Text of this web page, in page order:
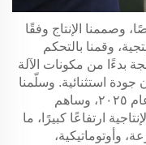
وصممنا الإنتاج وفقًا
وقمنا بالتحكم
بدءًا من مكونات الآلة
جودة استثنائية. وسلّمنا
الآلتين كما كان متفقًا عليه بحلول نهاية عام ٢٠٢٥، وساهم
ارتفاعًا كبيرًا، ما
وأوتوماتيكية،